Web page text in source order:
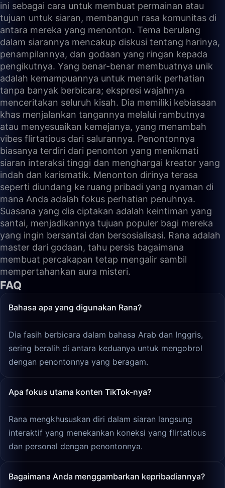
ini sebagai cara untuk membuat permainan atau
tujuan untuk siaran, membangun rasa komunitas di
antara mereka yang menonton. Tema berulang
dalam siarannya mencakup diskusi tentang harinya,
penampilannya, dan godaan yang ringan kepada
pengikutnya. Yang benar-benar membuatnya unik
adalah kemampuannya untuk menarik perhatian
tanpa banyak berbicara; ekspresi wajahnya
menceritakan seluruh kisah. Dia memiliki kebiasaan
khas menjalankan tangannya melalui rambutnya
atau menyesuaikan kemejanya, yang menambah
vibes flirtatious dari salurannya. Penontonnya
biasanya terdiri dari penonton yang menikmati
siaran interaksi tinggi dan menghargai kreator yang
indah dan karismatik. Menonton dirinya terasa
seperti diundang ke ruang pribadi yang nyaman di
mana Anda adalah fokus perhatian penuhnya.
Suasana yang dia ciptakan adalah keintiman yang
santai, menjadikannya tujuan populer bagi mereka
yang ingin bersantai dan bersosialisasi. Rana adalah
master dari godaan, tahu persis bagaimana
membuat percakapan tetap mengalir sambil
mempertahankan aura misteri.
FAQ
Bahasa apa yang digunakan Rana?
Dia fasih berbicara dalam bahasa Arab dan Inggris,
sering beralih di antara keduanya untuk mengobrol
dengan penontonnya yang beragam.
Apa fokus utama konten TikTok-nya?
Rana mengkhususkan diri dalam siaran langsung
interaktif yang menekankan koneksi yang flirtatious
dan personal dengan penontonnya.
Bagaimana Anda menggambarkan kepribadiannya?